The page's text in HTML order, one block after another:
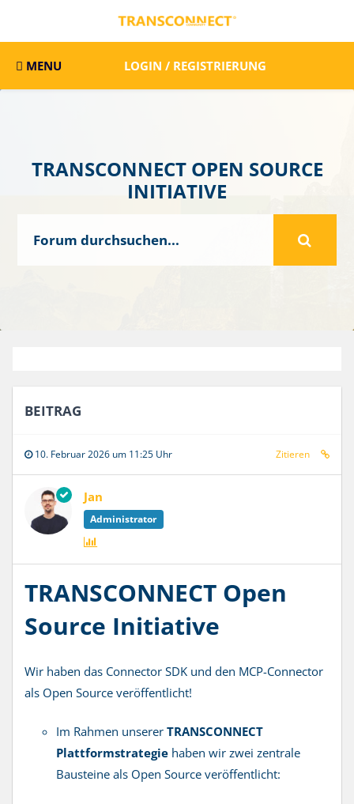
MENU LOGIN / REGISTRIERUNG
TRANSCONNECT OPEN SOURCE
INITIATIVE
BEITRAG
10. Februar 2026 um 11:25 Uhr Zitieren
Jan
Administrator
TRANSCONNECT Open
Source Initiative
Wir haben das Connector SDK und den MCP-Connector
als Open Source veröffentlicht!
Im Rahmen unserer TRANSCONNECT
Plattformstrategie haben wir zwei zentrale
Bausteine als Open Source veröffentlicht: